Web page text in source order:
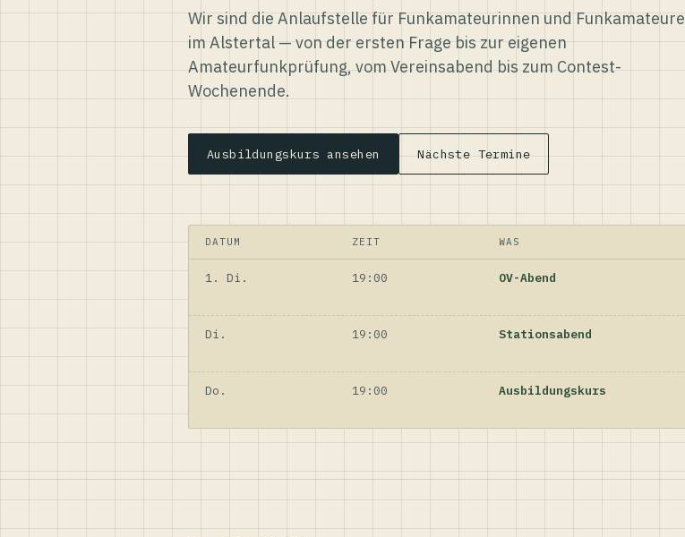
Wir sind die Anlaufstelle für Funkamateurinnen und Funkamateure
im Alstertal — von der ersten Frage bis zur eigenen
Amateurfunkprüfung, vom Vereinsabend bis zum Contest-
Wochenende.
Ausbildungskurs ansehen Nächste Termine
DATUM ZEIT WAS
1. Di. 19:00 OV-Abend
Di. 19:00 Stationsabend
Do. 19:00 Ausbildungskurs